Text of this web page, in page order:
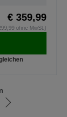
€ 359,99
ohne MwSt.)
Zur